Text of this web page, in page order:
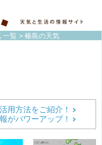
一覧 > 椿島の天気
用方法をご紹介！
がパワーアップ！